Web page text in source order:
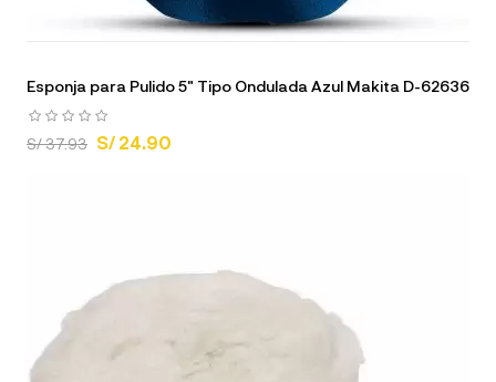
Esponja para Pulido 5" Tipo Ondulada Azul Makita D-62636
S/ 37.93 S/ 24.90